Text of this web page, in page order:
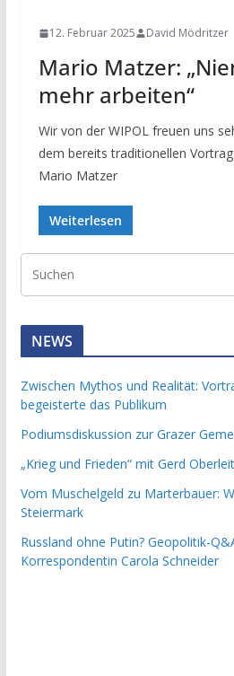
12. Februar 2025 David Mödritzer
Mario Matzer:
mehr arbeiten“
Wir von der WIPOL freuen uns
dem bereits traditionellen
Mario Matzer
Weiterlesen
NEWS
Zwischen Mythos und Realität:
begeisterte das Publikum
Podiumsdiskussion zur Grazer
„Krieg und Frieden“ mit Gerd
Vom Muschelgeld zu Marterbauer:
Steiermark
Russland ohne Putin? Geopolitik-
Korrespondentin Carola Schneider